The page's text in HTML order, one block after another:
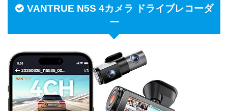
VANTRUE N5S 4カメラ ドライブレコーダ
ー